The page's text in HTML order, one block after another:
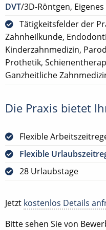
DVT/3D-Röntgen, Eigenes
Tätigkeitsfelder der
Zahnheilkunde,
Kinderzahnmedizin,
Prothetik,
Ganzheitliche
Die Praxis bietet
Flexible
Flexible
28 Urlaubstage
Jetzt kostenlos Details
Bitte sehen Sie von